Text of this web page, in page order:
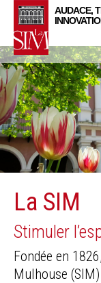
Skip
main
content
La SIM
Stimuler
Fondée en
Mulhouse